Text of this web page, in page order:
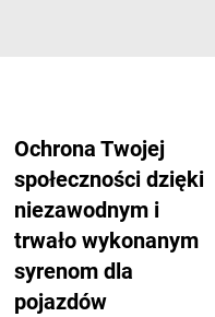
Ochrona Twojej
społeczności dzięki
niezawodnym i
trwało wykonanym
syrenom dla
pojazdów